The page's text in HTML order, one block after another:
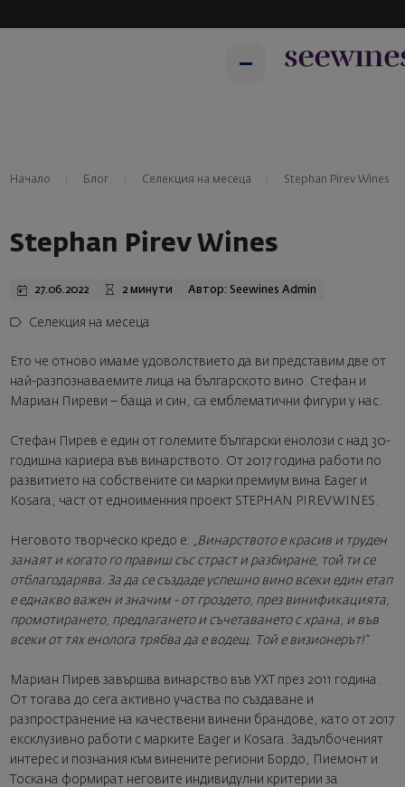
Начало Блог Селекция на месеца Stephan Pirev Wines
Stephan Pirev Wines
27.06.2022 2 минути Автор: Seewines Admin
Селекция на месеца
Ето че отново имаме удоволствието да ви представим две от
най-разпознаваемите лица на българското вино. Стефан и
Мариан Пиреви – баща и син, са емблематични фигури у нас.
Стефан Пирев е един от големите български енолози с над 30-
годишна кариера във винарството. От 2017 година работи по
развитието на собствените си марки премиум вина Еager и
Kosara, част от едноименния проект STEPHAN PIREV WINES.
Неговото творческо кредо е: „Винарството е красив и труден
занаят и когато го правиш със страст и разбиране, той ти се
отблагодарява. За да се създаде успешно вино всеки един етап
е еднакво важен и значим - от гроздето, през винификацията,
промотирането, предлагането и съчетаването с храна, и във
всеки от тях енолога трябва да е водещ. Той е визионерът!“
Мариан Пирев завършва винарство във УХТ през 2011 година.
От тогава до сега активно участва по създаване и
разпространение на качествени винени брандове, като от 2017
ексклузивно работи с марките Eager и Kosara. Задълбоченият
интерес и познания към винените региони Бордо, Пиемонт и
Тоскана формират неговите индивидулни критерии за